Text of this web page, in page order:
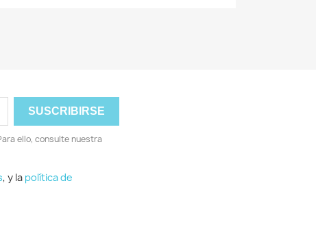
ello, consulte nuestra
, y la política de